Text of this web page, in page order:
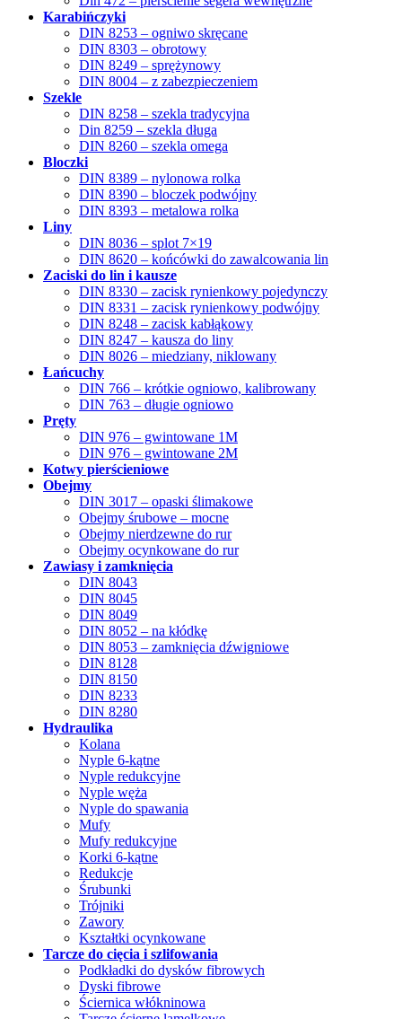
Karabińczyki
DIN 8253 – ogniwo skręcane
DIN 8303 – obrotowy
DIN 8249 – sprężynowy
DIN 8004 – z zabezpieczeniem
Szekle
DIN 8258 – szekla tradycyjna
Din 8259 – szekla długa
DIN 8260 – szekla omega
Bloczki
DIN 8389 – nylonowa rolka
DIN 8390 – bloczek podwójny
DIN 8393 – metalowa rolka
Liny
DIN 8036 – splot 7×19
DIN 8620 – końcówki do zawalcowania lin
Zaciski do lin i kausze
DIN 8330 – zacisk rynienkowy pojedynczy
DIN 8331 – zacisk rynienkowy podwójny
DIN 8248 – zacisk kabłąkowy
DIN 8247 – kausza do liny
DIN 8026 – miedziany, niklowany
Łańcuchy
DIN 766 – krótkie ogniowo, kalibrowany
DIN 763 – długie ogniowo
Pręty
DIN 976 – gwintowane 1M
DIN 976 – gwintowane 2M
Kotwy pierścieniowe
Obejmy
DIN 3017 – opaski ślimakowe
Obejmy śrubowe – mocne
Obejmy nierdzewne do rur
Obejmy ocynkowane do rur
Zawiasy i zamknięcia
DIN 8043
DIN 8045
DIN 8049
DIN 8052 – na kłódkę
DIN 8053 – zamknięcia dźwigniowe
DIN 8128
DIN 8150
DIN 8233
DIN 8280
Hydraulika
Kolana
Nyple 6-kątne
Nyple redukcyjne
Nyple węża
Nyple do spawania
Mufy
Mufy redukcyjne
Korki 6-kątne
Redukcje
Śrubunki
Trójniki
Zawory
Kształtki ocynkowane
Tarcze do cięcia i szlifowania
Podkładki do dysków fibrowych
Dyski fibrowe
Ściernica włókninowa